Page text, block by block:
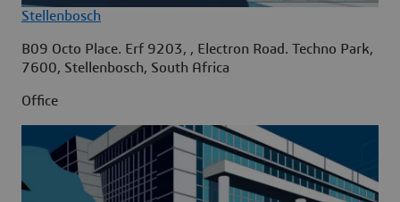
Stellenbosch
B09 Octo Place. Erf 9203, , Electron Road. Techno Park,
7600, Stellenbosch, South Africa
Office